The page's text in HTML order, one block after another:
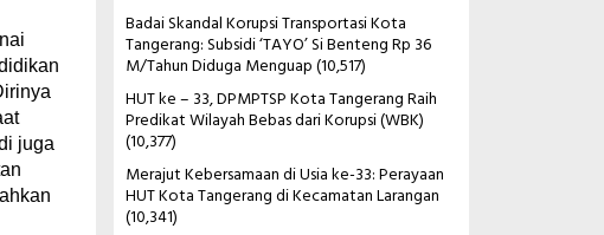
juga
Badai Skandal Korupsi Transportasi Kota
Tangerang: Subsidi ‘TAYO’ Si Benteng Rp 36
M/Tahun Diduga Menguap(10,517)
HUT ke – 33, DPMPTSP Kota Tangerang Raih
Predikat Wilayah Bebas dari Korupsi (WBK)
(10,377)
Merajut Kebersamaan di Usia ke-33: Perayaan
HUT Kota Tangerang di Kecamatan Larangan
(10,341)